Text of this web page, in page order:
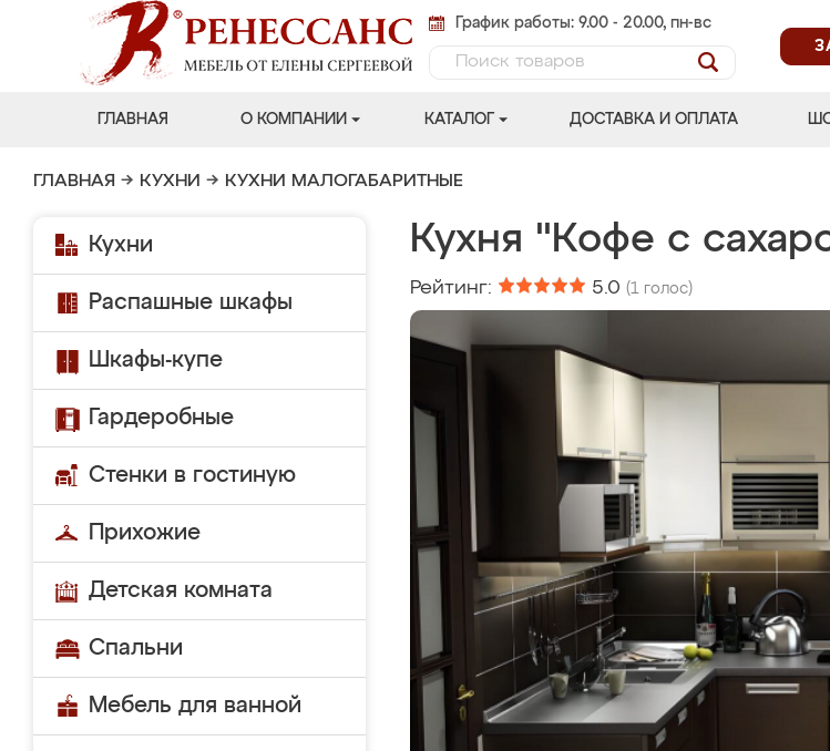
График работы: 9.00 - 20.00, пн-вс
ГЛАВНАЯ О КОМПАНИИ КАТАЛОГ ДОСТАВКА И ОПЛАТА
ГЛАВНАЯ → КУХНИ → КУХНИ МАЛОГАБАРИТНЫЕ
Кухни
Распашные шкафы
Шкафы-купе
Гардеробные
Стенки в гостиную
Прихожие
Детская комната
Спальни
Мебель для ванной
Кухня "Кофе с
Рейтинг: 5.0 (1 голос)